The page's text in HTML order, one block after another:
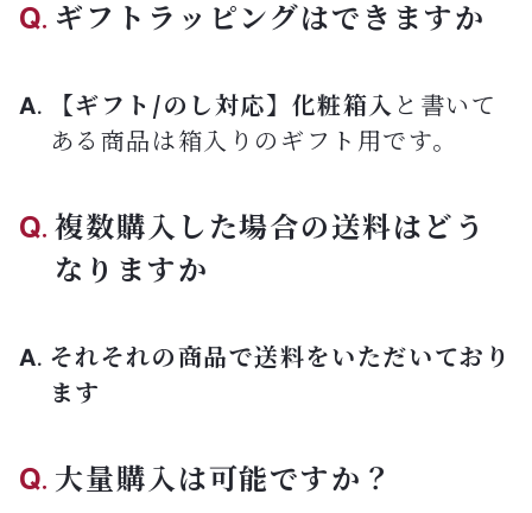
ギフトラッピングはできますか
【ギフト/のし対応】化粧箱入 と書いて
ある商品は箱入りのギフト用です。
複数購入した場合の送料はどう
なりますか
それそれの商品で送料をいただいており
ます
大量購入は可能ですか？